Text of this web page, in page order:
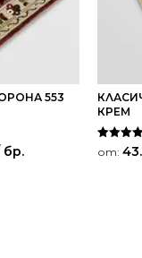
553
бр.
КРЕМ
Оценено
5.00
от: